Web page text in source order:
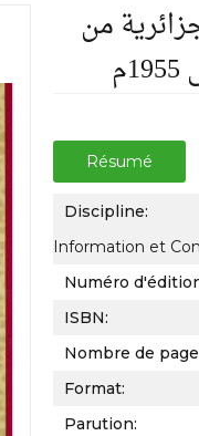
من
Résumé
Discipline:
Information et
Numéro
ISBN:
Nombre de
Format:
Parution: